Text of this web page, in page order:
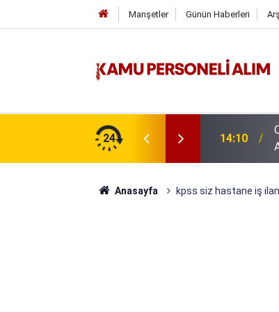
Manşetler Günün Haberleri
24
16:44
Anasayfa kpss siz hastane iş